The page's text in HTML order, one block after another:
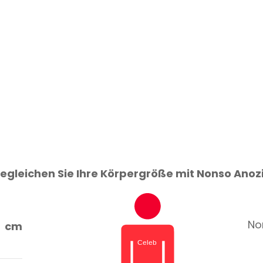
Sie Ihre Körpergröße mit Nonso
cm